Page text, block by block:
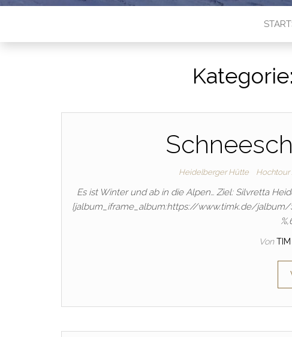
Kategorie:
Heidelberger Hütte Hochtour
Es ist Winter und ab in die Alpen… Ziel: Silvretta
[jalbum_iframe_album:https://www.timk.de/jalbum/
Von TIM